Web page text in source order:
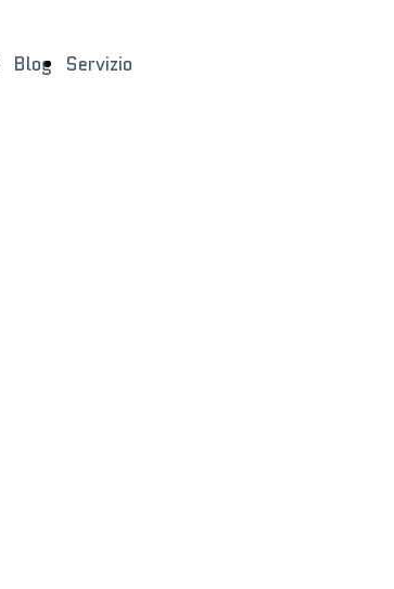
Blog Servizio